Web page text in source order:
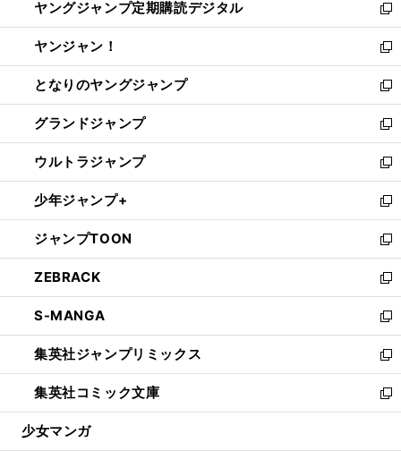
く
で
開
く
ド
ウ
で
開
く
い
ウ
ィ
ン
ド
ウ
で
開
く
ヤングジャンプ定期購読デジタル
新
し
い
ウ
ィ
ン
ド
ウ
で
開
く
ヤンジャン！
新
し
い
ウ
ィ
ン
ド
ウ
で
開
く
となりのヤングジャンプ
新
し
い
ウ
ィ
ン
ド
ウ
で
開
く
グランドジャンプ
新
し
い
ウ
ィ
ン
ド
ウ
で
開
く
ウルトラジャンプ
新
し
い
ウ
ィ
ン
ド
ウ
で
開
く
少年ジャンプ+
新
し
い
ウ
ィ
ン
ド
ウ
で
開
く
ジャンプTOON
新
し
い
ウ
ィ
ン
ド
ウ
で
開
ZEBRACK
新
し
い
ウ
ィ
ン
ド
ウ
S-MANGA
新
し
い
ウ
ィ
ン
集英社ジャンプリミックス
新
し
い
ウ
集英社コミック文庫
新
し
少女マンガ